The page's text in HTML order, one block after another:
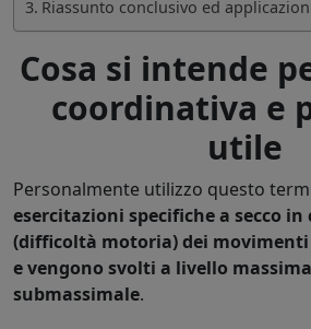
Riassunto conclusivo ed
Cosa si intende
coordinativa e
utile
Personalmente utilizzo questo
esercitazioni specifiche a secco
(difficoltà motoria) dei
e vengono svolti a livello
submassimale.